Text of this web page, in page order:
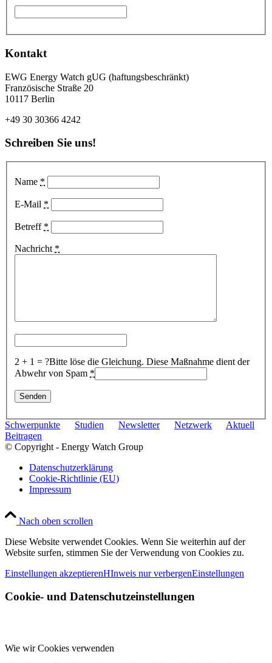
Kontakt
EWG Energy Watch gUG (haftungsbeschränkt)
Französische Straße 20
10117 Berlin
+49 30 30366 4242
Schreiben Sie uns!
Name *
E-Mail *
Betreff *
Nachricht *
2 + 1 = ?Bitte löse die Gleichung. Diese Maßnahme dient der
Abwehr von Spam *
Schwerpunkte Studien Newsletter Netzwerk
Aktuell
Beitragen
© Copyright - Energy Watch Group
Datenschutzerklärung
Cookie-Richtlinie (EU)
Impressum
Nach oben scrollen
Diese Website verwendet Cookies. Wenn Sie weiterhin auf der
Website surfen, stimmen Sie der Verwendung von Cookies zu.
Einstellungen akzeptierenHInweis nur verbergenEinstellungen
Cookie- und Datenschutzeinstellungen
Wie wir Cookies verwenden